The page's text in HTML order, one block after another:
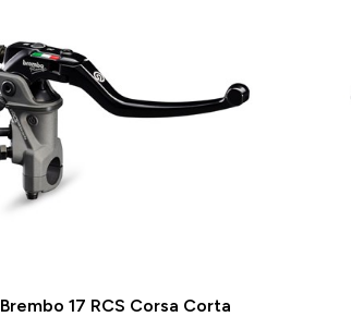
Brembo 17 RCS Corsa Corta